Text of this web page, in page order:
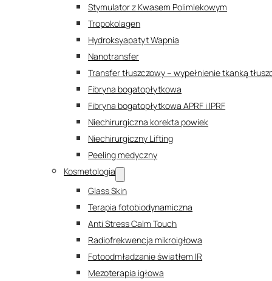
Stymulator z Kwasem Polimlekowym
Tropokolagen
Hydroksyapatyt Wapnia
Nanotransfer
Transfer tłuszczowy – wypełnienie tkanką
Fibryna bogatopłytkowa
Fibryna bogatopłytkowa APRF i IPRF
Niechirurgiczna korekta powiek
Niechirurgiczny Lifting
Peeling medyczny
Kosmetologia
Glass Skin
Terapia fotobiodynamiczna
Anti Stress Calm Touch
Radiofrekwencja mikroigłowa
Fotoodmładzanie światłem IR
Mezoterapia igłowa